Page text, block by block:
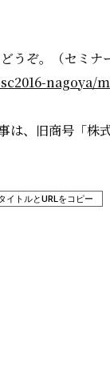
うぞ。（セミナ
nagoya/
は、旧商号「株
イトルとURLをコピー